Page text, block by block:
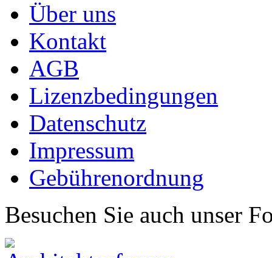
Über uns
Kontakt
AGB
Lizenzbedingungen
Datenschutz
Impressum
Gebührenordnung
Besuchen Sie auch unser